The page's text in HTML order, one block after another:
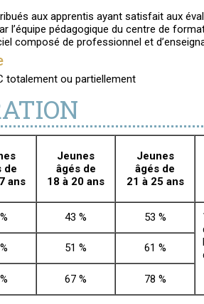
aux apprentis ayant satisfait aux
l’équipe pédagogique du centre de
composé de professionnel et
totalement ou partiellement
de
ans
Jeunes
âgés de
18 à 20 ans
Jeunes
âgés de
21 à 25 ans
43 % 53 %
51 % 61 %
67 % 78 %